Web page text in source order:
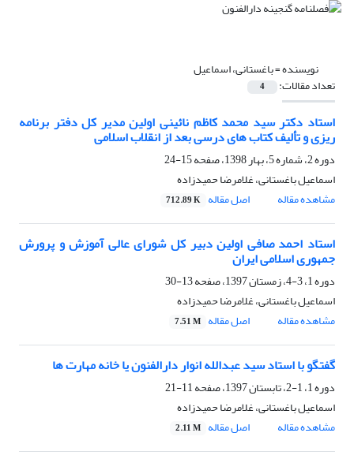
نویسنده =باغستانی، اسماعیل
تعداد مقالات: 4
استاد دکتر سید محمد کاظم نائینی اولین مدیر کل دفتر برنامه
ریزی و تألیف کتاب های درسی بعد از انقلاب اسلامی
دوره 2، شماره 5، بهار 1398، صفحه
15-24
اسماعیل باغستانی، غلامرضا حمیدزاده
مشاهده مقاله
اصل مقاله 712.89 K
استاد احمد صافی اولین دبیر کل شورای عالی آموزش و پرورش
جمهوری اسلامی ایران
دوره 1، 3-4، زمستان 1397، صفحه
13-30
اسماعیل باغستانی، غلامرضا حمیدزاده
مشاهده مقاله
اصل مقاله 7.51 M
گفتگو با استاد سید عبدالله انوار دارالفنون یا خانه مهارت ها
دوره 1، 1-2، تابستان 1397، صفحه
11-21
اسماعیل باغستانی، غلامرضا حمیدزاده
مشاهده مقاله
اصل مقاله 2.11 M